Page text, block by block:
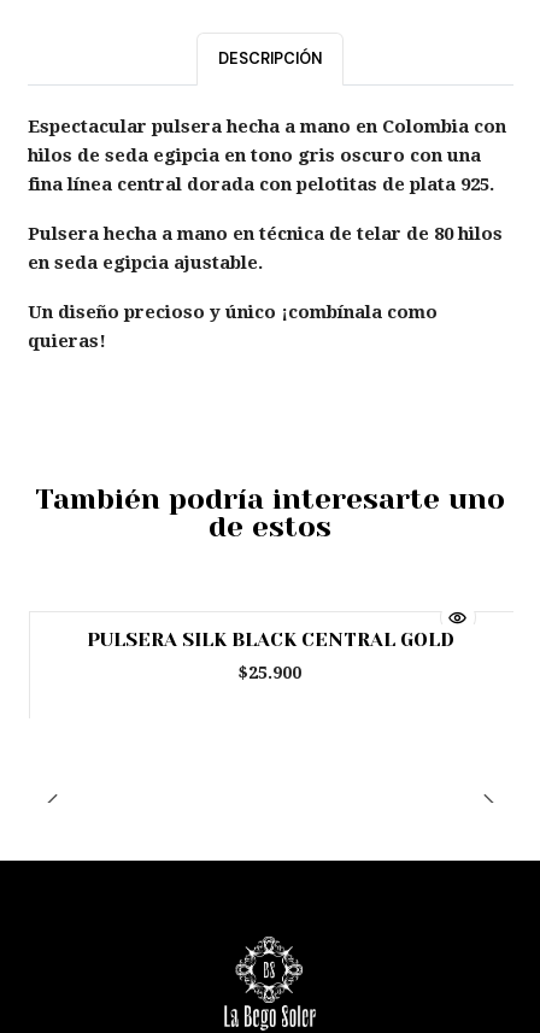
DESCRIPCIÓN
Espectacular pulsera hecha a mano en Colombia con
hilos de seda egipcia en tono gris oscuro con una
fina línea central dorada con pelotitas de plata 925.
Pulsera hecha a mano en técnica de telar de 80 hilos
en seda egipcia ajustable.
Un diseño precioso y único ¡combínala como
quieras!
También podría interesarte uno
de estos
PULSERA SILK BLACK CENTRAL GOLD
$25.900